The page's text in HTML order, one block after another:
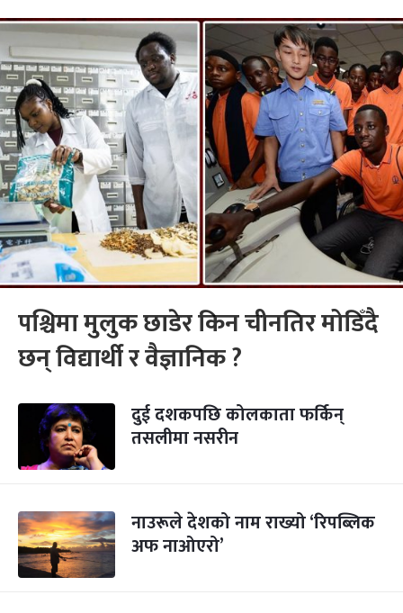
पश्चिमा मुलुक छाडेर किन चीनतिर मोडिँदै
छन् विद्यार्थी र वैज्ञानिक ?
दुई दशकपछि कोलकाता फर्किन्
तसलीमा नसरीन
नाउरूले देशको नाम राख्यो ‘रिपब्लिक
अफ नाओएरो’